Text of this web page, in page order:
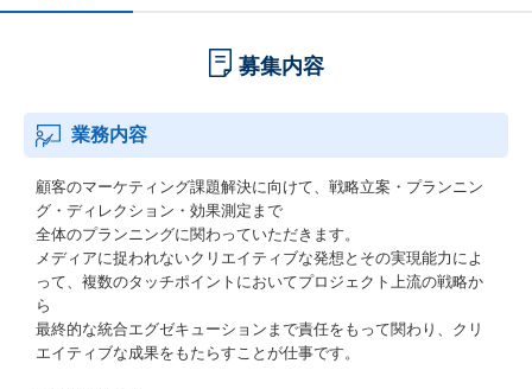
募集内容
業務内容
顧客のマーケティング課題解決に向けて、戦略立案・プランニン
グ・ディレクション・効果測定まで
全体のプランニングに関わっていただきます。
メディアに捉われないクリエイティブな発想とその実現能力によ
って、複数のタッチポイントにおいてプロジェクト上流の戦略か
ら
最終的な統合エグゼキューションまで責任をもって関わり、クリ
エイティブな成果をもたらすことが仕事です。